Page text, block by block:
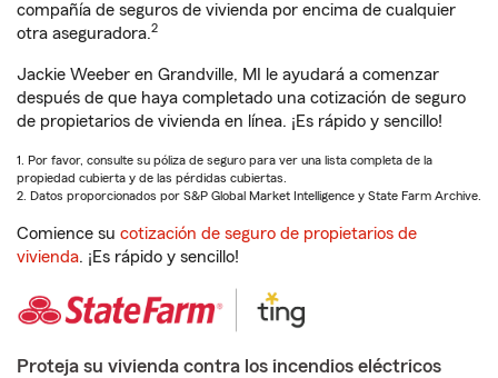
compañía de seguros de vivienda por encima de cualquier
otra aseguradora.2
Jackie Weeber en Grandville, MI le ayudará a comenzar
después de que haya completado una cotización de seguro
de propietarios de vivienda en línea. ¡Es rápido y sencillo!
1. Por favor, consulte su póliza de seguro para ver una lista completa de la
propiedad cubierta y de las pérdidas cubiertas.
2. Datos proporcionados por S&P Global Market Intelligence y State Farm Archive.
Comience su cotización de seguro de propietarios de
vivienda. ¡Es rápido y sencillo!
Proteja su vivienda contra los incendios eléctricos